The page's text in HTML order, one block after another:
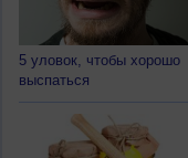
5 уловок, чтобы хорошо
выспаться